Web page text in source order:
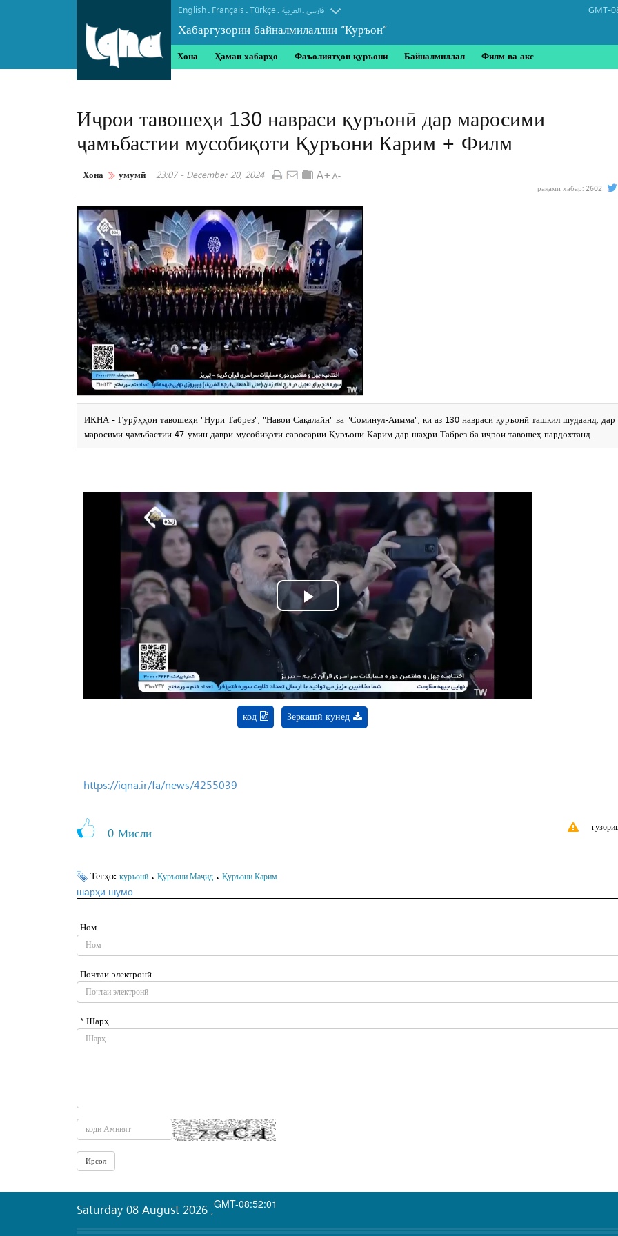
English. Français.Türkçe. العربیة.فارسی
Хабаргузории байналмилаллии “Куръон”
GMT-
Хона Ҳамаи хабарҳо Фаъолиятҳои қуръонӣ Байналмиллал Филм ва акс
Иҷрои тавошеҳи 130 навраси қуръонӣ дар маросими
ҷамъбастии мусобиқоти Қуръони Карим + Филм
Хона умумӣ 23:07 - December 20, 2024
рақами хабар: 2602
ИКНА - Гурӯҳҳои тавошеҳи "Нури Табрез", "Навои Сақалайн" ва "Соминул-Аимма", ки аз 130 навраси қуръонӣ ташкил шудаанд, дар
маросими ҷамъбастии 47-умин даври мусобиқоти саросарии Қуръони Карим дар шаҳри Табрез ба иҷрои тавошеҳ пардохтанд.
Play
Video
код Зеркашӣ кунед
https://iqna.ir/fa/news/4255039
0 Мисли
Тегҳо: қуръонӣ ، Қуръони Маҷид ، Қуръони Карим
шарҳи шумо
Ном
Почтаи электронӣ
* Шарҳ
GMT-08:52:01
Saturday 08 August 2026 ,